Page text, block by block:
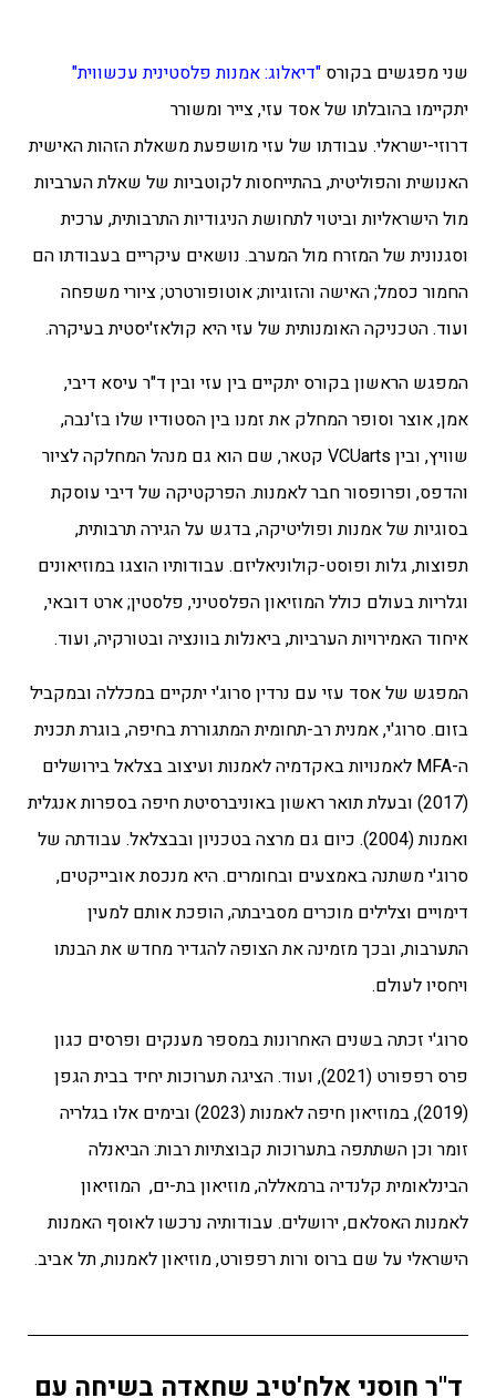
שני מפגשים בקורס "דיאלוג: אמנות פלסטינית עכשווית"
יתקיימו בהובלתו של אסד עזי, צייר ומשורר
דרוזי-ישראלי. עבודתו של עזי מושפעת משאלת הזהות האישית
האנושית והפוליטית, בהתייחסות לקוטביות של שאלת הערביות
מול הישראליות וביטוי לתחושת הניגודיות התרבותית, ערכית
וסגנונית של המזרח מול המערב. נושאים עיקריים בעבודתו הם
החמור כסמל; האישה והזוגיות; אוטופורטרט; ציורי משפחה
ועוד. הטכניקה האומנותית של עזי היא קולאז'יסטית בעיקרה.
המפגש הראשון בקורס יתקיים בין עזי ובין ד"ר עיסא דיבי,
אמן, אוצר וסופר המחלק את זמנובין הסטודיו שלו בז'נבה,
שוויץ, ובין VCUarts קטאר, שם הוא גם מנהל המחלקה לציור
והדפס, ופרופסור חבר לאמנות.הפרקטיקה של דיבי עוסקת
בסוגיות של אמנות ופוליטיקה, בדגש על הגירה תרבותית,
תפוצות, גלות ופוסט-קולוניאליזם. עבודותיו הוצגו במוזיאונים
וגלריות בעולם כולל המוזיאון הפלסטיני, פלסטין; ארט דובאי,
איחוד האמירויות הערביות, ביאנלות בוונציה ובטורקיה, ועוד.
המפגש של אסד עזי עם נרדין סרוג'י יתקיים במכללה ובמקביל
בזום. סרוג'י, אמנית רב-תחומית המתגוררת בחיפה, בוגרת תכנית
ה-MFA לאמנויות באקדמיה לאמנות ועיצוב בצלאל בירושלים
(2017) ובעלת תואר ראשון באוניברסיטת חיפה בספרות אנגלית
ואמנות (2004). כיום גם מרצה בטכניון ובבצלאל. עבודתה של
סרוג'י משתנה באמצעים ובחומרים. היא מנכסת אובייקטים,
דימויים וצלילים מוכרים מסביבתה, הופכת אותם למעין
התערבות, ובכך מזמינה את הצופה להגדיר מחדש את הבנתו
ויחסיו לעולם.
סרוג'י זכתהבשנים האחרונות במספר מענקים ופרסים כגון
פרס רפפורט (2021), ועוד. הציגה תערוכות יחיד בבית הגפן
(2019), במוזיאון חיפה לאמנות (2023) ובימים אלו בגלריה
זומר וכן השתתפה בתערוכות קבוצתיות רבות: הביאנלה
הבינלאומית קלנדיה ברמאללה, מוזיאון בת-ים, המוזיאון
לאמנות האסלאם, ירושלים. עבודותיה נרכשו לאוסף האמנות
הישראלי על שם ברוס ורות רפפורט, מוזיאון לאמנות, תל אביב.
ד"ר חוסני אלח'טיב שחאדה בשיחה עם